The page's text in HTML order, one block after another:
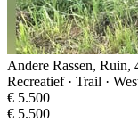
Andere Rassen, Ruin,
Recreatief · Trail ·
€ 5.500
€ 5.500